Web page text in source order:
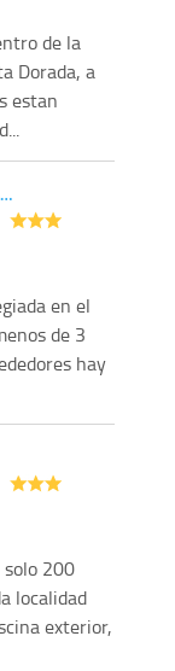
de la
Dorada, a
estan
en el
de 3
hay
200
localidad
exterior,